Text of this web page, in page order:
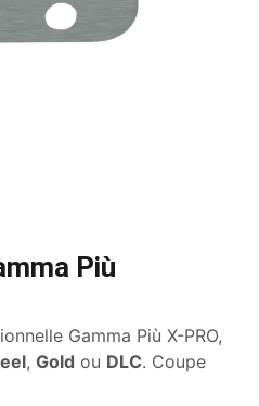
Più
Gamma Più X-PRO,
, Gold ou DLC. Coupe